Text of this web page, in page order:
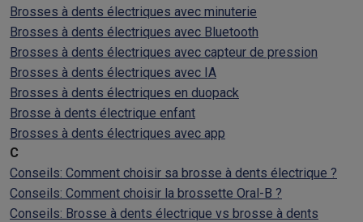
Brosses à dents électriques avec minuterie
Brosses à dents électriques avec Bluetooth
Brosses à dents électriques avec capteur de pression
Brosses à dents électriques avec IA
Brosses à dents électriques en duopack
Brosse à dents électrique enfant
Brosses à dents électriques avec app
C
Conseils: Comment choisir sa brosse à dents électrique ?
Conseils: Comment choisir la brossette Oral-B ?
Conseils: Brosse à dents électrique vs brosse à dents